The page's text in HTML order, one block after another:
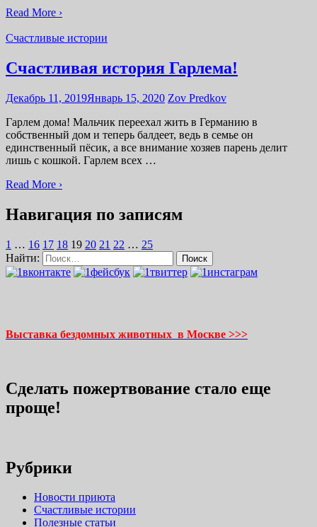
Read More ›
Счастливые истории
Счастливая история Гарлема!
Декабрь 11, 2019Январь 15, 2020 Zov Predkov
Гарлем дома! Мальчик переехал жить в Германию в
собственный дом и теперь балдеет, ведь в семье он
единственный пёсик, а все внимание хозяев парень делит
лишь с кошкой. Гарлем всех …
Read More ›
Навигация по записям
1 … 16 17 18 19 20 21 22 … 25
Найти:
Выставка бездомных животных в Москве >>>
Сделать пожертвование стало еще
проще!
Рубрики
Новости приюта
Счастливые истории
Полезные статьи